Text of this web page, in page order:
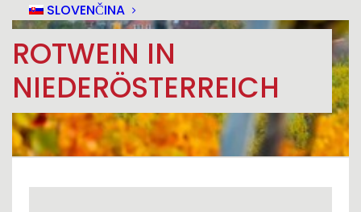
SLOVENČINA
ROTWEIN IN
NIEDERÖSTERREICH